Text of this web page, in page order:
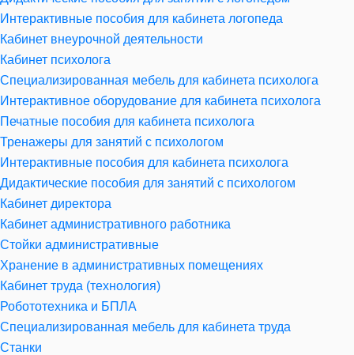
Интерактивные пособия для кабинета логопеда
Кабинет внеурочной деятельности
Кабинет психолога
Специализированная мебель для кабинета психолога
Интерактивное оборудование для кабинета психолога
Печатные пособия для кабинета психолога
Тренажеры для занятий с психологом
Интерактивные пособия для кабинета психолога
Дидактические пособия для занятий с психологом
Кабинет директора
Кабинет административного работника
Стойки административные
Хранение в административных помещениях
Кабинет труда (технология)
Робототехника и БПЛА
Специализированная мебель для кабинета труда
Станки